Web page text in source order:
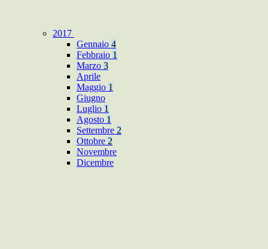
2017
Gennaio 4
Febbraio 1
Marzo 3
Aprile
Maggio 1
Giugno
Luglio 1
Agosto 1
Settembre 2
Ottobre 2
Novembre
Dicembre